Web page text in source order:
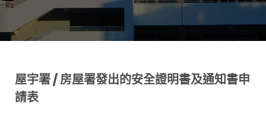
屋宇署 / 房屋署發出的安全證明書及通知書申
請表